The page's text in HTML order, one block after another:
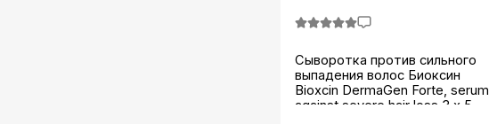
Сыворотка против сильного
выпадения волос Биоксин
Bioxcin DermaGen Forte, serum
against severe hair loss 3 x 50